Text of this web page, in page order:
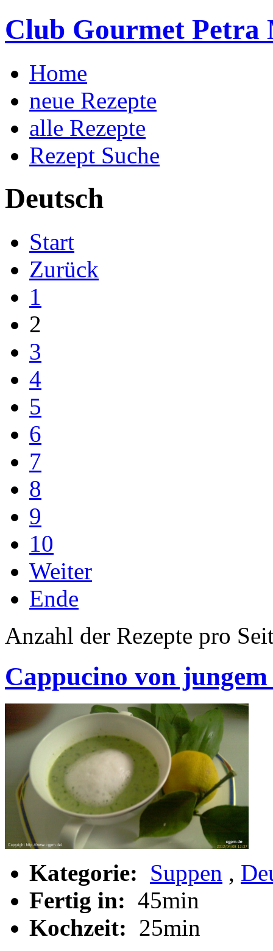
Club Gourmet Petra
Home
neue Rezepte
alle Rezepte
Rezept Suche
Deutsch
Start
Zurück
1
2
3
4
5
6
7
8
9
10
Weiter
Ende
Anzahl der Rezepte pro
Cappucino von
Kategorie: Suppen ,
Fertig in: 45min
Kochzeit: 25min